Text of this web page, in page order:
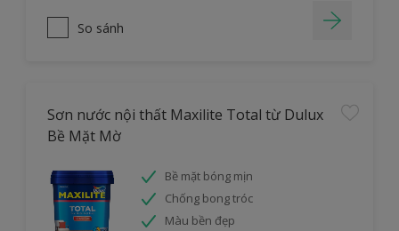
So sánh
Sơn nước nội thất Maxilite Total từ Dulux
Bề Mặt Mờ
Bề mặt bóng mịn
Chống bong tróc
Màu bền đẹp